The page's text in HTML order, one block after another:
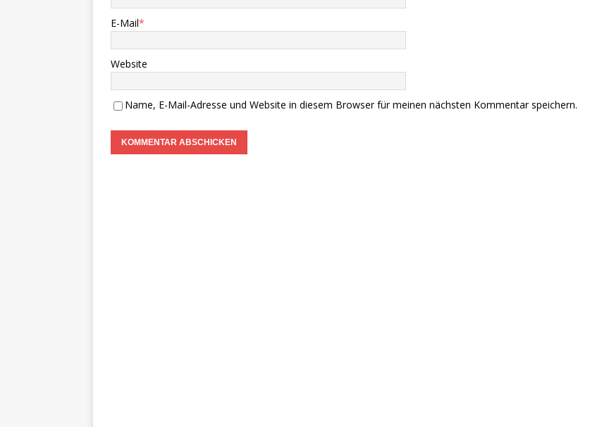
E-Mail*
Website
Name, E-Mail-Adresse und Website in diesem Browser für meinen nächsten Kommentar speichern.